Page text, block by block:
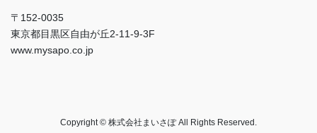
〒152-0035
東京都目黒区自由が丘2-11-9-3F
www.mysapo.co.jp
Copyright © 株式会社まいさぽ All Rights Reserved.